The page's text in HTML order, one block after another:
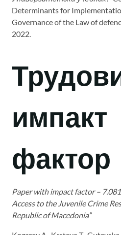
Determinants for
Governance of the Law of
2022.
импакт
фактор
Paper with impact factor –
Access to the Juvenile Crime
Republic of Macedonia”